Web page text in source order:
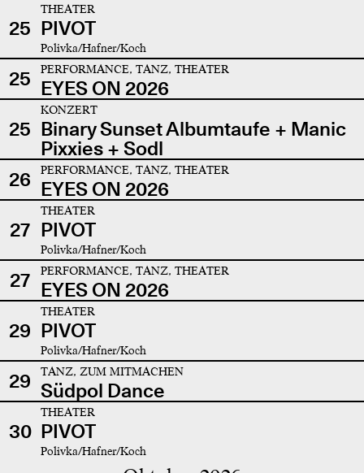
25
THEATER
PIVOT
Polivka/Hafner/Koch
25 PERFORMANCE, TANZ, THEATER
EYES ON 2026
25
KONZERT
Binary Sunset Albumtaufe + Manic
Pixxies + Sodl
26
PERFORMANCE, TANZ, THEATER
EYES ON 2026
27
THEATER
PIVOT
Polivka/Hafner/Koch
27 PERFORMANCE, TANZ, THEATER
EYES ON 2026
29
THEATER
PIVOT
Polivka/Hafner/Koch
29 TANZ, ZUM MITMACHEN
Südpol Dance
30
THEATER
PIVOT
Polivka/Hafner/Koch